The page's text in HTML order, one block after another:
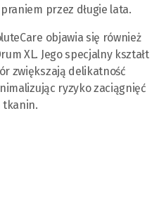
przez długie lata.
objawia się również
XL. Jego specjalny kształt
zwiększają delikatność
ryzyko zaciągnięć
tkanin.